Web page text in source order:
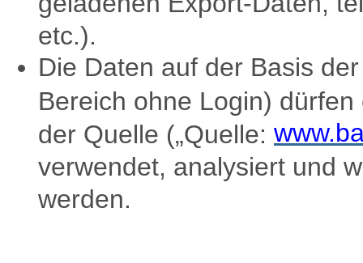
etc.).
Die Daten auf der Basis
Bereich ohne Login)
der Quelle („Quelle:
verwendet, analysiert und
werden.